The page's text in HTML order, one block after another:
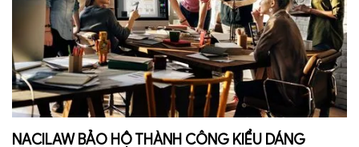
NACILAW BẢO HỘ THÀNH CÔNG KIỂU DÁNG